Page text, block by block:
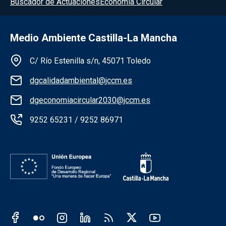
Buscador de Actuaciones Economía Circular
Medio Ambiente Castilla-La Mancha
Información de la institución
C/ Río Estenilla s/n, 45071 Toledo
dgcalidadambiental@jccm.es
dgeconomiacircular2030@jccm.es
9252 65231 / 9252 86971
Redes sociales JCCM